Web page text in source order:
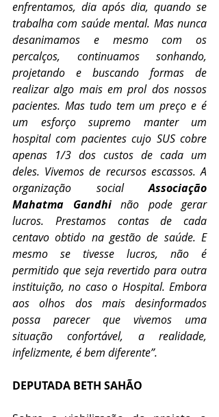
enfrentamos, dia após dia, quando se
trabalha com saúde mental. Mas nunca
desanimamos e mesmo com os
percalços, continuamos sonhando,
projetando e buscando formas de
realizar algo mais em prol dos nossos
pacientes. Mas tudo tem um preço e é
um esforço supremo manter um
hospital com pacientes cujo SUS cobre
apenas 1/3 dos custos de cada um
deles. Vivemos de recursos escassos. A
organização social Associação
Mahatma Gandhi não pode gerar
lucros. Prestamos contas de cada
centavo obtido na gestão de saúde. E
mesmo se tivesse lucros, não é
permitido que seja revertido para outra
instituição, no caso o Hospital. Embora
aos olhos dos mais desinformados
possa parecer que vivemos uma
situação confortável, a realidade,
infelizmente, é bem diferente”.
DEPUTADA BETH SAHÃO